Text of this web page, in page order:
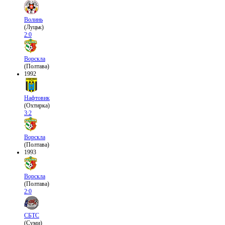
Волинь
(Луцьк)
2:0
Ворскла
(Полтава)
1992
Нафтовик
(Охтирка)
3:2
Ворскла
(Полтава)
1993
Ворскла
(Полтава)
2:0
СБТС
(Суми)